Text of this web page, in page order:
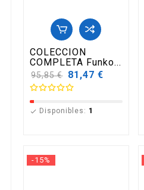
COLECCION
COMPLETA Funko...
Precio
base
95,85 € 81,47 €
 Disponibles: 1
-15%